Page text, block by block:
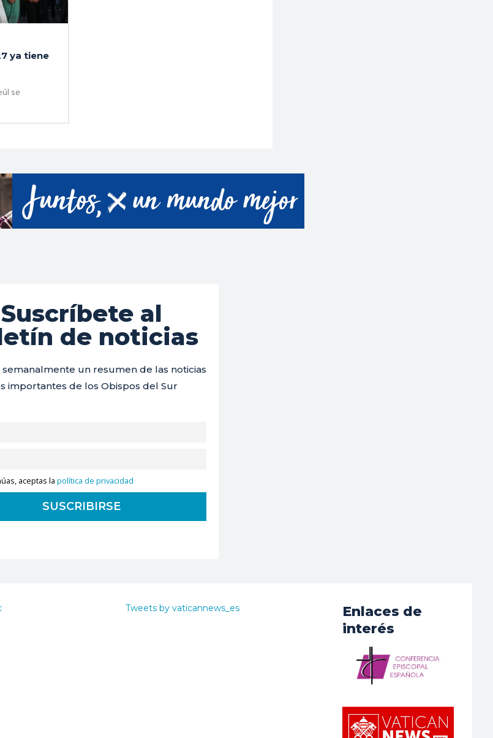
ya tiene
se
Suscríbete al
de noticias
semanalmente un resumen de las noticias
importantes de los Obispos del Sur
aceptas lapolítica de privacidad
Tweets by vaticannews_es
Enlaces de
interés